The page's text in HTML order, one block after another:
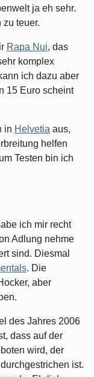
ja eh sehr.
zu teuer.
Rapa Nui, das
komplex
ich dazu aber
15 Euro scheint
in Helvetia aus,
helfen
Testen bin ich
ich mir recht
Adlung nehme
sind. Diesmal
. Die
aber
des Jahres 2006
dass auf der
wird, der
ist.